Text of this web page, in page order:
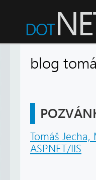
blog
Tomáš Jecha,
ASP.NET/IIS